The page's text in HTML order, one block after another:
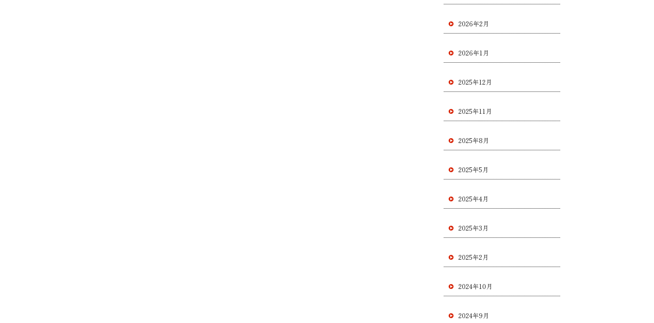
2026年2月
2026年1月
2025年12月
2025年11月
2025年8月
2025年5月
2025年4月
2025年3月
2025年2月
2024年10月
2024年9月